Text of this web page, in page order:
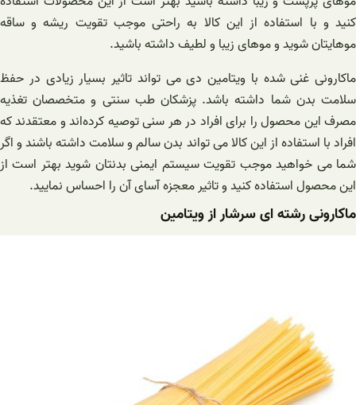
کنید و با استفاده از این کالا به راحتی موجب تقویت ریشه و ساقه
موهایتان شوید و موهای زیبا و لطیف داشته باشید.
ماکارونی غنی شده با ویتامین دی می تواند تاثیر بسیار زیادی در حفظ
سلامت بدن شما داشته باشد. پزشکان طب سنتی و متخصصان تغذیه
مصرف این محصول را برای افراد در هر سنی توصیه کرده‌اند و معتقدند که
افراد با استفاده از این کالا می تواند بدن سالم و سلامت داشته باشند و اگر
شما می خواهید موجب تقویت سیستم ایمنی بدنتان شوید بهتر است از
این محصول استفاده کنید و تاثیر معجزه آسای آن را احساس نمایید.
ماکارونی رشته ای سرشار از ویتامین